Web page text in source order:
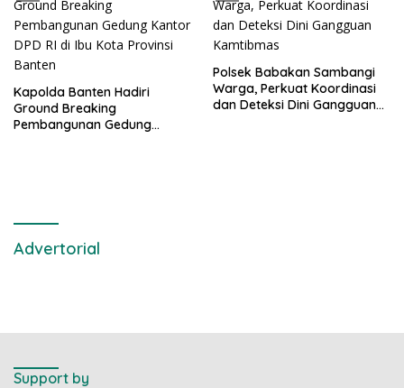
Kapolda Banten Hadiri
Ground Breaking
Pembangunan Gedung
Polsek Babakan Sambangi
Warga, Perkuat Koordinasi
dan Deteksi Dini Gangguan
Advertorial
Support by